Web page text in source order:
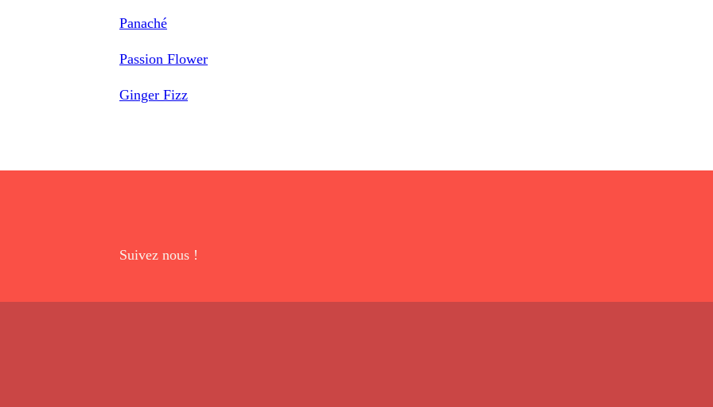
Panaché
Passion Flower
Ginger Fizz
Suivez nous !